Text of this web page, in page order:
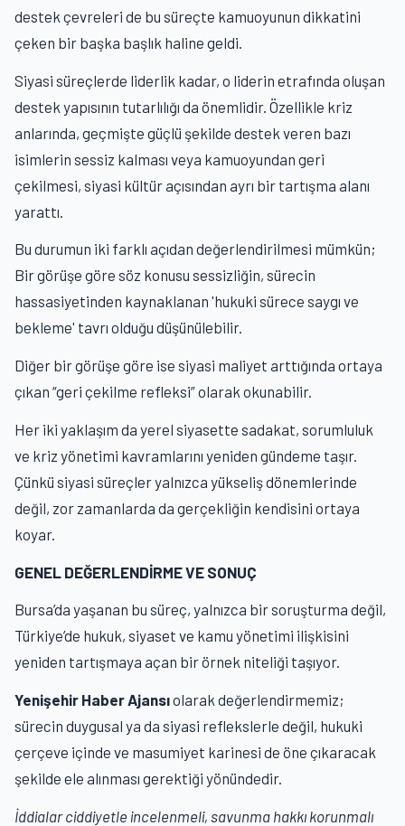
destek çevreleri de bu süreçte kamuoyunun dikkatini
çeken bir başka başlık haline geldi.
Siyasi süreçlerde liderlik kadar, o liderin etrafında oluşan
destek yapısının tutarlılığı da önemlidir. Özellikle kriz
anlarında, geçmişte güçlü şekilde destek veren bazı
isimlerin sessiz kalması veya kamuoyundan geri
çekilmesi, siyasi kültür açısından ayrı bir tartışma alanı
yarattı.
Bu durumun iki farklı açıdan değerlendirilmesi mümkün;
Bir görüşe göre söz konusu sessizliğin, sürecin
hassasiyetinden kaynaklanan 'hukuki sürece saygı ve
bekleme' tavrı olduğu düşünülebilir.
Diğer bir görüşe göre ise siyasi maliyet arttığında ortaya
çıkan “geri çekilme refleksi” olarak okunabilir.
Her iki yaklaşım da yerel siyasette sadakat, sorumluluk
ve kriz yönetimi kavramlarını yeniden gündeme taşır.
Çünkü siyasi süreçler yalnızca yükseliş dönemlerinde
değil, zor zamanlarda da gerçekliğin kendisini ortaya
koyar.
GENEL DEĞERLENDİRME VE SONUÇ
Bursa’da yaşanan bu süreç, yalnızca bir soruşturma değil,
Türkiye’de hukuk, siyaset ve kamu yönetimi ilişkisini
yeniden tartışmaya açan bir örnek niteliği taşıyor.
Yenişehir Haber Ajansıolarak değerlendirmemiz;
sürecin duygusal ya da siyasi reflekslerle değil, hukuki
çerçeve içinde ve masumiyet karinesi de öne çıkaracak
şekilde ele alınması gerektiği yönündedir.
İddialar ciddiyetle incelenmeli, savunma hakkı korunmalı